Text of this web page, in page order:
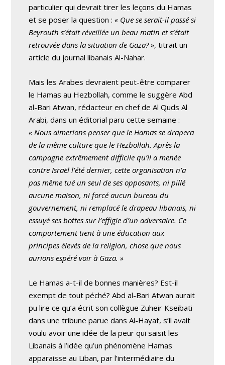
particulier qui devrait tirer les leçons du Hamas
et se poser la question :« Que se serait-il passé si
Beyrouth s’était réveillée un beau matin et s’était
retrouvée dans la situation de Gaza? », titrait un
article du journal libanais Al-Nahar.
Mais les Arabes devraient peut-être comparer
le Hamas au Hezbollah, comme le suggère Abd
al-Bari Atwan, rédacteur en chef de Al Quds Al
Arabi, dans un éditorial paru cette semaine :
« Nous aimerions penser que le Hamas se drapera
de la même culture que le Hezbollah. Après la
campagne extrêmement difficile qu’il a menée
contre Israël l’été dernier, cette organisation n’a
pas même tué un seul de ses opposants, ni pillé
aucune maison, ni forcé aucun bureau du
gouvernement, ni remplacé le drapeau libanais, ni
essuyé ses bottes sur l’effigie d’un adversaire. Ce
comportement tient à une éducation aux
principes élevés de la religion, chose que nous
aurions espéré voir à Gaza. »
Le Hamas a-t-il de bonnes manières? Est-il
exempt de tout péché? Abd al-Bari Atwan aurait
pu lire ce qu’a écrit son collègue Zuheir Kseibati
dans une tribune parue dans Al-Hayat, s’il avait
voulu avoir une idée de la peur qui saisit les
Libanais à l’idée qu’un phénomène Hamas
apparaisse au Liban, par l’intermédiaire du